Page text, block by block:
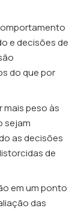
e decisões de
do que por
mais peso às
sejam
as decisões
de
em um ponto
das